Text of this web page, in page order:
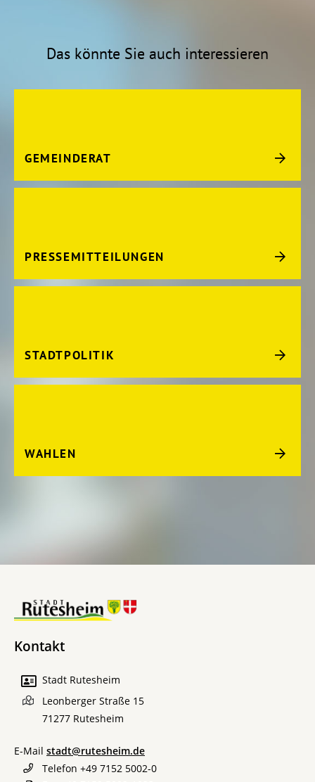
Das könnte Sie auch interessieren
GEMEINDERAT
PRESSEMITTEILUNGEN
STADTPOLITIK
WAHLEN
Kontakt
Stadt Rutesheim
Leonberger Straße 15
71277 Rutesheim
E-Mail stadt@rutesheim.de
Telefon +49 7152 5002-0